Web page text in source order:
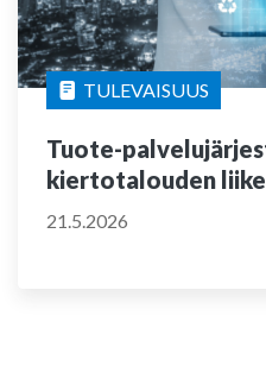
TULEVAISUUS
Tuote-
kiertotalouden
21.5.2026